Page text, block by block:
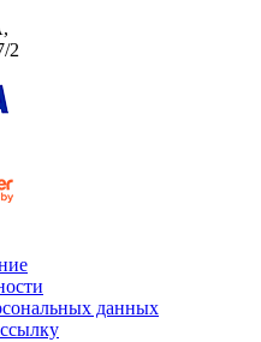
2
данных